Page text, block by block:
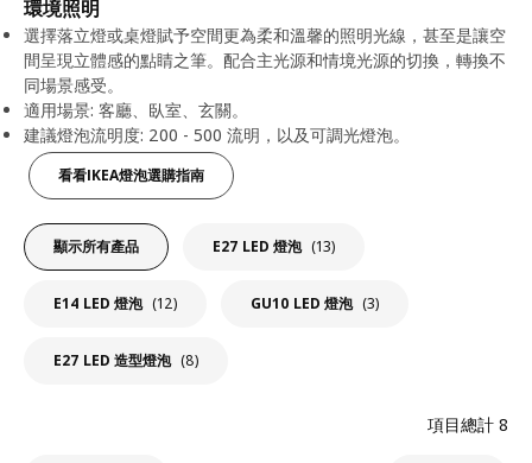
環境照明
選擇落立燈或桌燈賦予空間更為柔和溫馨的照明光線，甚至是讓空
間呈現立體感的點睛之筆。配合主光源和情境光源的切換，轉換不
同場景感受。
適用場景: 客廳、臥室、玄關。
建議燈泡流明度: 200 - 500 流明，以及可調光燈泡。
看看IKEA燈泡選購指南
顯示所有產品 E27 LED 燈泡 (13)
E14 LED 燈泡 (12) GU10 LED 燈泡 (3)
E27 LED 造型燈泡 (8)
項目總計 8